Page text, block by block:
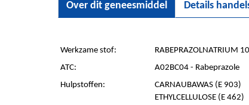
Over dit geneesmiddel Details
Werkzame stof:
RABEPRAZOLNATRIUM
ATC:
A02BC04 - Rabeprazole
Hulpstoffen:
CARNAUBAWAS (E 903)
ETHYLCELLULOSE (E 462)